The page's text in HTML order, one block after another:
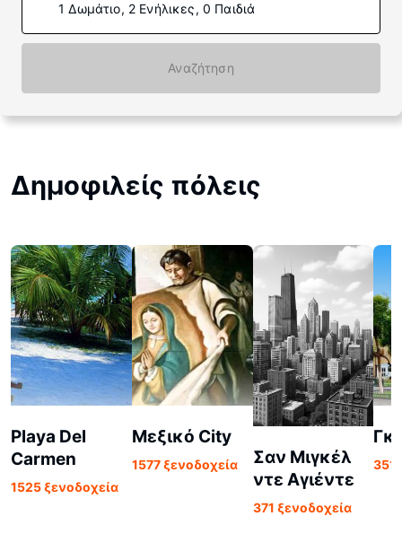
1 Δωμάτιο, 2 Ενήλικες, 0 Παιδιά
Αναζήτηση
Δημοφιλείς πόλεις
Playa Del
Carmen
1525 ξενοδοχεία
Μεξικό City
1577 ξενοδοχεία
Σαν Μιγκέλ
ντε Αγιέντε
371 ξενοδοχεία
351